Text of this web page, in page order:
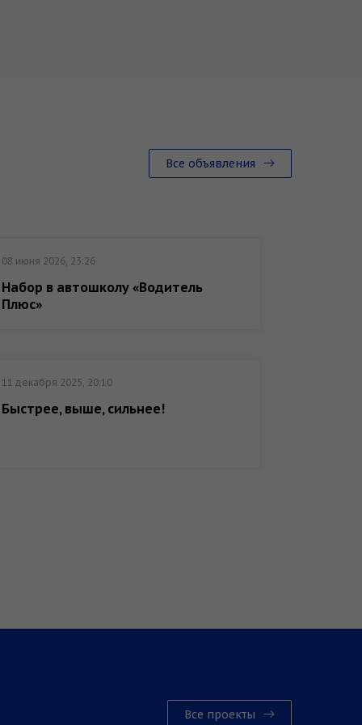
Все объявления
08 июня 2026, 23:26
Набор в автошколу «Водитель
Плюс»
11 декабря 2025, 20:10
Быстрее, выше, сильнее!
Все проекты